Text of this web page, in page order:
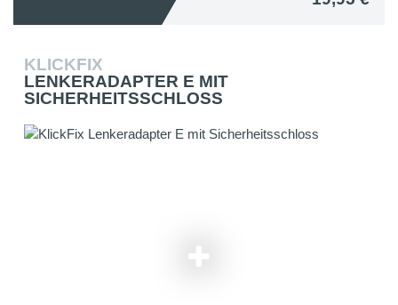
KLICKFIX
LENKERADAPTER E MIT
SICHERHEITSSCHLOSS